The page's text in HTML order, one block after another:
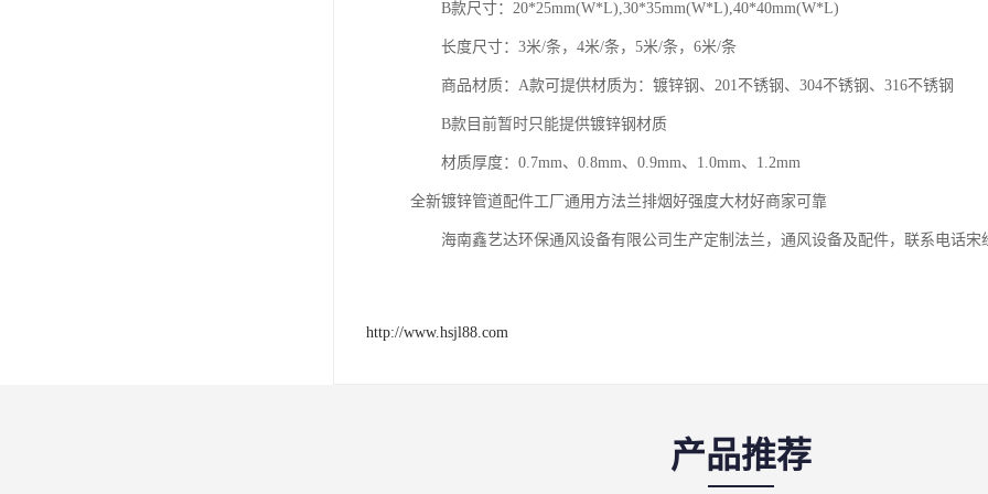
B款尺寸：20*25mm(W*L),30*35mm(W*L),40*40mm(W*L)
长度尺寸：3米/条，4米/条，5米/条，6米/条
商品材质：A款可提供材质为：镀锌钢、201不锈钢、304不锈钢、316不锈钢
B款目前暂时只能提供镀锌钢材质
材质厚度：0.7mm、0.8mm、0.9mm、1.0mm、1.2mm
全新镀锌管道配件工厂通用方法兰排烟好强度大材好商家可靠
海南鑫艺达环保通风设备有限公司生产定制法兰，通风设备及配件，联系电话宋
http://www.hsjl88.com
产品推荐